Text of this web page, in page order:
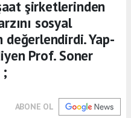
şirketlerinden
sosyal
Yap-
Prof. Soner
;
ABONE OL